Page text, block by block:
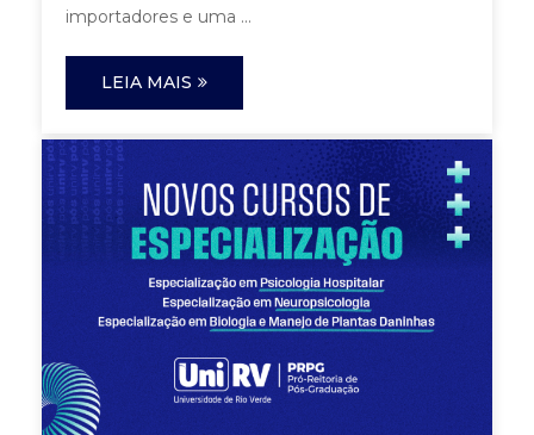
importadores e uma ...
LEIA MAIS